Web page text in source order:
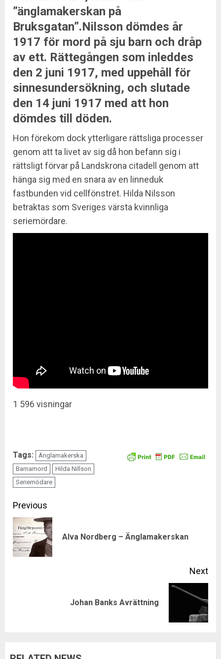
”änglamakerskan på
Bruksgatan”.Nilsson dömdes år
1917 för mord på sju barn och dråp
av ett. Rättegången som inleddes
den 2 juni 1917, med uppehåll för
sinnesundersökning, och slutade
den 14 juni 1917 med att hon
dömdes till döden.
Hon förekom dock ytterligare rättsliga processer
genom att ta livet av sig då hon befann sig i
rättsligt förvar på Landskrona citadell genom att
hänga sig med en snara av en linneduk
fastbunden vid cellfönstret. Hilda Nilsson
betraktas som Sveriges värsta kvinnliga
seriemördare.
1 596 visningar
Tags:
Änglamakerska
Barnamord
Hilda Nillson
Seriemödare
Continue
Reading
Previous
Alva Nordberg – Änglamakerskan
Next
Johan Banks Avrättning